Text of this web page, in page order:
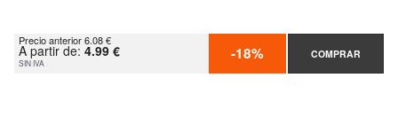
Precio anterior 6.08 €
A partir de: 4.99 €
SIN IVA -18% COMPRAR